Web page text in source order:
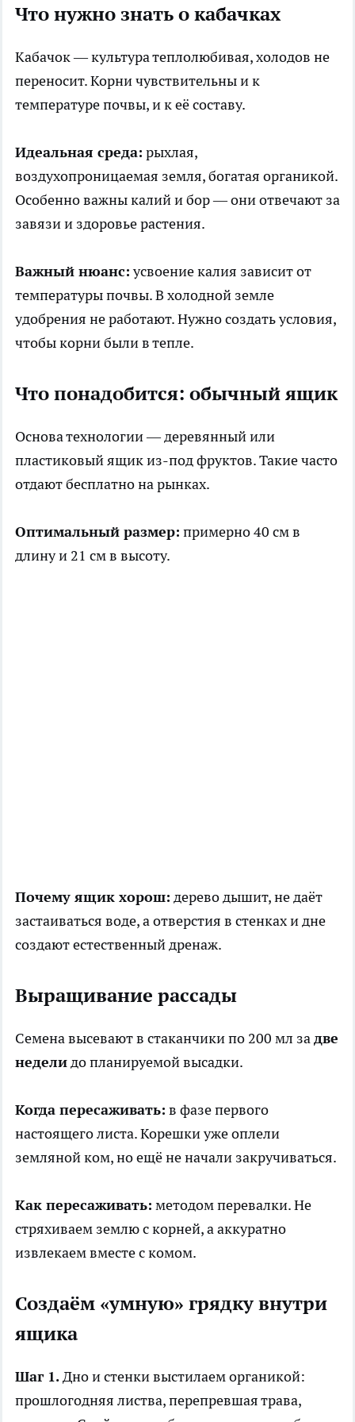
Что нужно знать о кабачках
Кабачок —культуратеплолюбивая, холодов не
переносит. Корни чувствительны и к
температуре почвы, и к её составу.
Идеальная среда: рыхлая,
воздухопроницаемая земля, богатая органикой.
Особенно важны калий и бор — они отвечают за
завязи и здоровье растения.
Важный нюанс:усвоение калия зависит от
температуры почвы. В холодной земле
удобрения не работают. Нужно создать условия,
чтобы корни были в тепле.
Что понадобится: обычный ящик
Основа технологии — деревянный или
пластиковый ящик из-под фруктов. Такие часто
отдают бесплатно на рынках.
Оптимальный размер: примерно 40 см в
длину и 21 см в высоту.
Почему ящик хорош: дерево дышит, не даёт
застаиваться воде, а отверстия в стенках и дне
создают естественный дренаж.
Выращивание рассады
Семена высевают в стаканчики по 200 мл задве
неделидо планируемой высадки.
Когда пересаживать: в фазе первого
настоящего листа. Корешки уже оплели
земляной ком, но ещё не начали закручиваться.
Как пересаживать: методом перевалки. Не
стряхиваем землю с корней, а аккуратно
извлекаем вместе с комом.
Создаём «умную» грядку внутри
ящика
Шаг 1.Дно и стенки выстилаем органикой:
прошлогодняя листва, перепревшая трава,